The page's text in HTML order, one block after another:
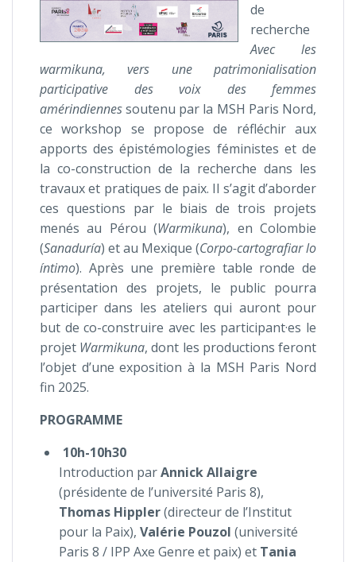
de
recherche
Avec les
warmikuna, vers une patrimonialisation
participative des voix des femmes
amérindiennessoutenu par la MSH Paris Nord,
ce workshop se propose de réfléchir aux
apports des épistémologies féministes et de
la co-construction de la recherche dans les
travaux et pratiques de paix. Il s’agit d’aborder
ces questions par le biais de trois projets
menés au Pérou (Warmikuna), en Colombie
(Sanaduría) et au Mexique (Corpo-cartografiar lo
íntimo). Après une première table ronde de
présentation des projets, le public pourra
participer dans les ateliers qui auront pour
but de co-construire avec les participant·es le
projet Warmikuna, dont les productions feront
l’objet d’une exposition à la MSH Paris Nord
fin 2025.
PROGRAMME
10h-10h30
Introduction parAnnick Allaigre
(présidente de l’université Paris 8),
Thomas Hippler(directeur de l’Institut
pour la Paix), Valérie Pouzol (université
Paris 8 / IPP Axe Genre et paix) et Tania